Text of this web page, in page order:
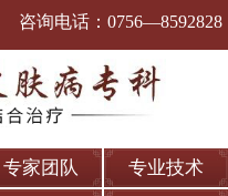
咨询电话： 0756—8592828
专家团队
专业技术